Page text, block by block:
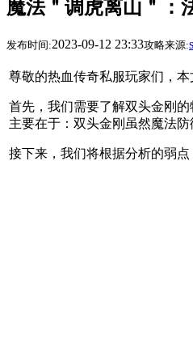
魔法＂调虎离山＂：
发布时间:2023-09-12 23:33攻略来源:
尊敬的热血传奇私服玩家们，
首先，我们需要了解双头金刚
主要在于：双头金刚虽然魔法
接下来，我们将根据分析的弱点